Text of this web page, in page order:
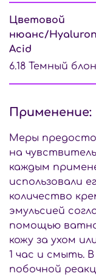
Цветовой
нюанс/
Acid
6.18 Темный
Применение:
Меры
на
каждым
использовали
количество
эмульсией
помощью
кожу за ухом
1 час и смыть.
побочной